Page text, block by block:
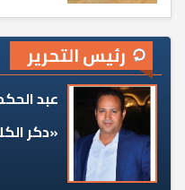
رئيس التحرير
عبد
«دكر